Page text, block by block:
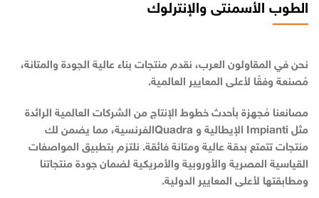
الطوب الأسمنتى والإنترلوك
نحن في المقاولون العرب، نقدم منتجات بناء عالية الجودة والمتانة،
مُصنعة وفقًا لأعلى المعايير العالمية.
مصانعنا مُجهزة بأحدث خطوط الإنتاج من الشركات العالمية الرائدة
مثل Impianti الإيطالية و Quadraالفرنسية، مما يضمن لك
منتجات تتمتع بدقة عالية ومتانة فائقة. نلتزم بتطبيق المواصفات
القياسية المصرية والأوروبية والأمريكية لضمان جودة منتجاتنا
ومطابقتها لأعلى المعايير الدولية.